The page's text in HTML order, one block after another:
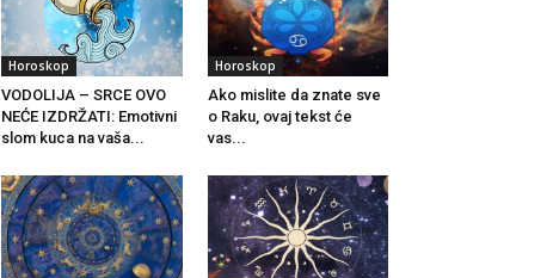
Horoskop
VODOLIJA – SRCE OVO
NEĆE IZDRŽATI: Emotivni
slom kuca na vaša...
Horoskop
Ako mislite da znate sve
o Raku, ovaj tekst će
vas...